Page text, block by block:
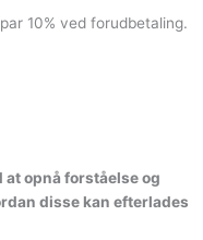
10% ved forudbetaling.
opnå forståelse og
disse kan efterlades